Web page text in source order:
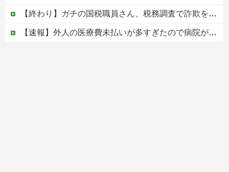
【終わり】ガチの国税職員さん、税務調査で詐欺を行い〇億だまし取る他
【速報】外人の医療費未払いが多すぎたので病院が外人の治療を断るようになってしまう